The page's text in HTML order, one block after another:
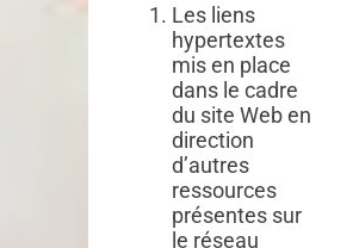
Les liens
hypertextes
mis en place
dans le cadre
du site Web en
direction
d’autres
ressources
présentes sur
le réseau